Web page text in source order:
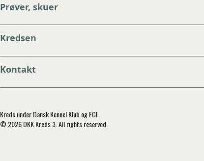
Prøver, skuer
Kredsen
Kontakt
Kreds under Dansk Kennel Klub og FCI
© 2026 DKK Kreds 3. All rights reserved.